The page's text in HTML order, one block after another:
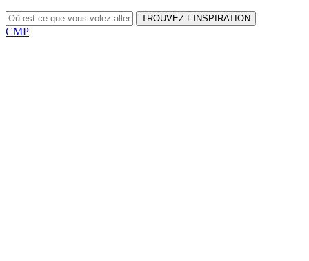
TROUVEZ L’INSPIRATION
CMP